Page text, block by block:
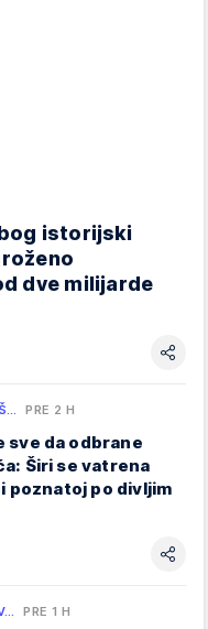
istorijski
dve milijarde
PRE 2 H
sve da odbrane
Širi se vatrena
poznatoj po divljim
PRE 1 H